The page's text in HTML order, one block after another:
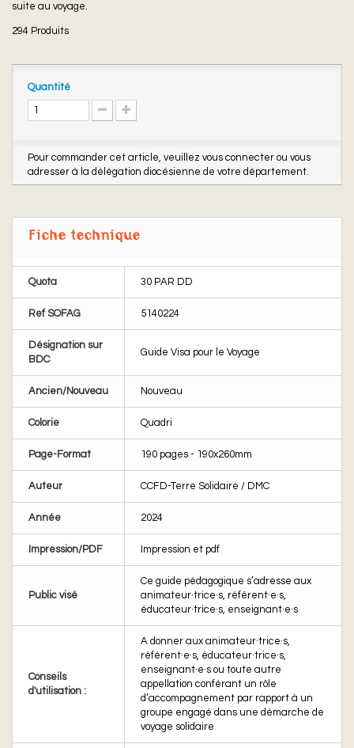
suite au voyage.
294 Produits
Quantité
Pour commander cet article, veuillez vous connecter ou vous
adresser à la délégation diocésienne de votre département.
Fiche technique
Quota 30 PAR DD
Ref SOFAG 5140224
Désignation sur
BDC
Guide Visa pour le Voyage
Ancien/Nouveau Nouveau
Colorie Quadri
Page-Format 190 pages - 190x260mm
Auteur CCFD-Terre Solidaire / DMC
Année 2024
Impression/PDF Impression et pdf
Public visé
Ce guide pédagogique s’adresse aux
animateur·trice·s, référent·e·s,
éducateur·trice·s, enseignant·e·s
Conseils
d'utilisation :
A donner aux animateur·trice·s,
référent·e·s, éducateur·trice·s,
enseignant·e·s ou toute autre
appellation conférant un rôle
d’accompagnement par rapport à un
groupe engagé dans une démarche de
voyage solidaire